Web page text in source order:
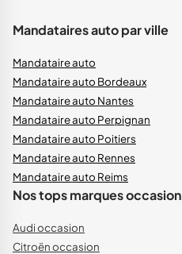
Mandataires auto par ville
Mandataire auto
Mandataire auto Bordeaux
Mandataire auto Nantes
Mandataire auto Perpignan
Mandataire auto Poitiers
Mandataire auto Rennes
Mandataire auto Reims
Nos tops marques occasion
Audi occasion
Citroën occasion